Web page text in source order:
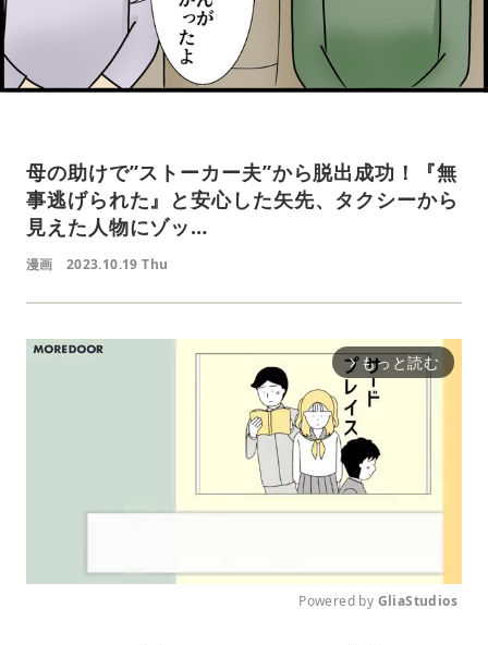
母の助けで”ストーカー夫”から脱出成功！『無
事逃げられた』と安心した矢先、タクシーから
見えた人物にゾッ…
漫画 2023.10.19 Thu
arrow_forward_ios もっと読む
Powered by GliaStudios